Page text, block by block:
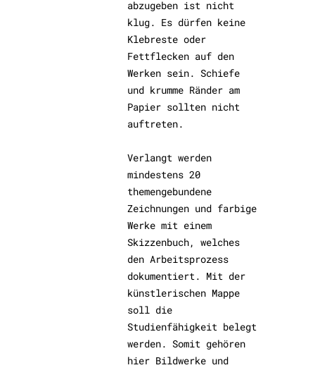
abzugeben ist nicht
klug. Es dürfen keine
Klebreste oder
Fettflecken auf den
Werken sein. Schiefe
und krumme Ränder am
Papier sollten nicht
auftreten.
Verlangt werden
mindestens 20
themengebundene
Zeichnungen und farbige
Werke mit einem
Skizzenbuch, welches
den Arbeitsprozess
dokumentiert. Mit der
künstlerischen Mappe
soll die
Studienfähigkeit belegt
werden. Somit gehören
hier Bildwerke und